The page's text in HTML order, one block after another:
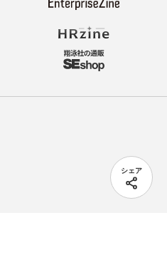
シェア